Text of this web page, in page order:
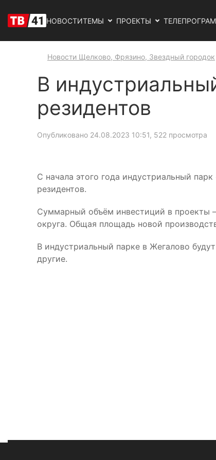
НОВОСТИТЕМЫ ПРОЕКТЫ
Новости Щелково, Фрязино, Звездный городок
В
резидентов
Опубликовано 24.08.2023 10:51, 522 просмотра
С начала этого года индустриальный
резидентов.
Суммарный объём инвестиций в проекты
округа. Общая площадь новой
В индустриальный парке в Жегалово
другие.